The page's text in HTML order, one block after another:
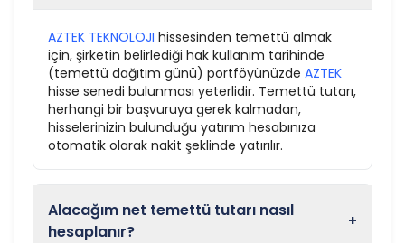
AZTEK TEKNOLOJI hissesinden temettü almak
için, şirketin belirlediği hak kullanım tarihinde
(temettü dağıtım günü) portföyünüzde AZTEK
hisse senedi bulunması yeterlidir. Temettü tutarı,
herhangi bir başvuruya gerek kalmadan,
hisselerinizin bulunduğu yatırım hesabınıza
otomatik olarak nakit şeklinde yatırılır.
Alacağım net temettü tutarı nasıl
hesaplanır?
+